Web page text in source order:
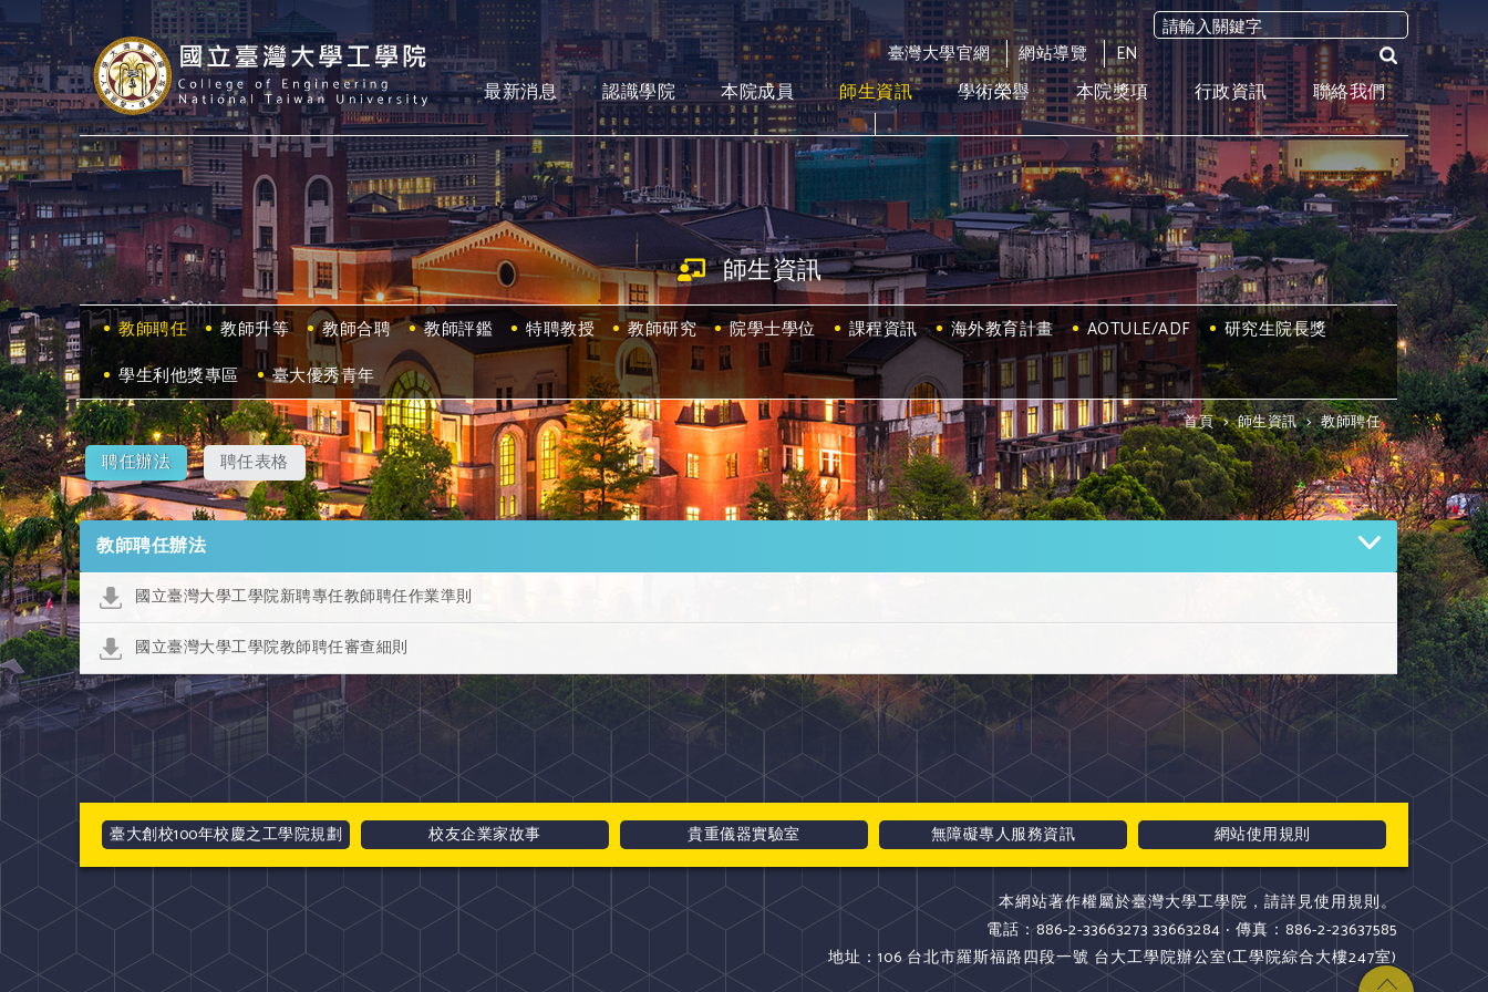
臺灣大學官網 網站導覽 EN
最新消息 認識學院 本院成員 師生資訊 學術榮譽 本院獎項 行政資訊 聯絡我們
師生資訊
教師聘任 教師升等 教師合聘 教師評鑑 特聘教授 教師研究 院學士學位 課程資訊 海外教育計畫 AOTULE/ADF
研究生院長獎
學生利他獎專區
臺大優秀青年
首頁 > 師生資訊 > 教師聘任
聘任辦法 聘任表格
教師聘任辦法
國立臺灣大學工學院新聘專任教師聘任作業準則
國立臺灣大學工學院教師聘任審查細則
臺大創校100年校慶之工學院規劃 校友企業家故事 貴重儀器實驗室 無障礙專人服務資訊 網站使用規則
本網站著作權屬於臺灣大學工學院，請詳見使用規則。
電話：886-2-33663273 33663284 ‧ 傳真：886-2-23637585
地址：106 台北市羅斯福路四段一號 台大工學院辦公室(工學院綜合大樓247室)